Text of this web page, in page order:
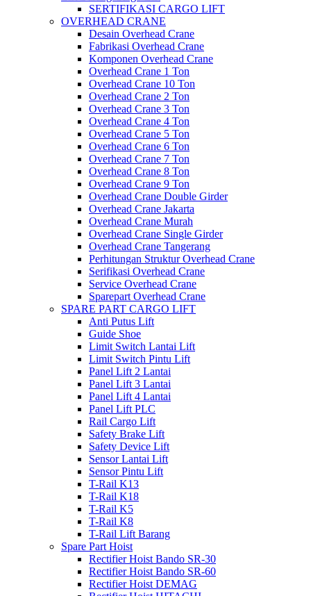
SERTIFIKASI CARGO LIFT
OVERHEAD CRANE
Desain Overhead Crane
Fabrikasi Overhead Crane
Komponen Overhead Crane
Overhead Crane 1 Ton
Overhead Crane 10 Ton
Overhead Crane 2 Ton
Overhead Crane 3 Ton
Overhead Crane 4 Ton
Overhead Crane 5 Ton
Overhead Crane 6 Ton
Overhead Crane 7 Ton
Overhead Crane 8 Ton
Overhead Crane 9 Ton
Overhead Crane Double Girder
Overhead Crane Jakarta
Overhead Crane Murah
Overhead Crane Single Girder
Overhead Crane Tangerang
Perhitungan Struktur Overhead Crane
Serifikasi Overhead Crane
Service Overhead Crane
Sparepart Overhead Crane
SPARE PART CARGO LIFT
Anti Putus Lift
Guide Shoe
Limit Switch Lantai Lift
Limit Switch Pintu Lift
Panel Lift 2 Lantai
Panel Lift 3 Lantai
Panel Lift 4 Lantai
Panel Lift PLC
Rail Cargo Lift
Safety Brake Lift
Safety Device Lift
Sensor Lantai Lift
Sensor Pintu Lift
T-Rail K13
T-Rail K18
T-Rail K5
T-Rail K8
T-Rail Lift Barang
Spare Part Hoist
Rectifier Hoist Bando SR-30
Rectifier Hoist Bando SR-60
Rectifier Hoist DEMAG